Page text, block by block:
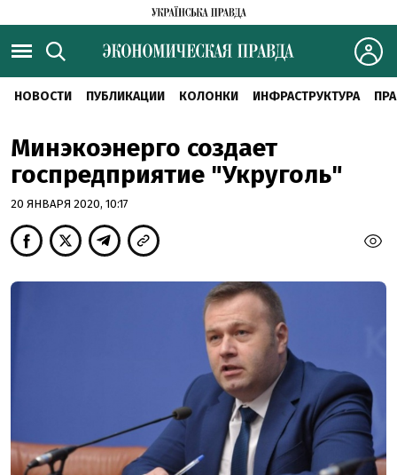
НОВОСТИ ПУБЛИКАЦИИ КОЛОНКИ ИНФРАСТРУКТУРА
Минэкоэнерго создает
госпредприятие "Укруголь"
20 ЯНВАРЯ 2020, 10:17